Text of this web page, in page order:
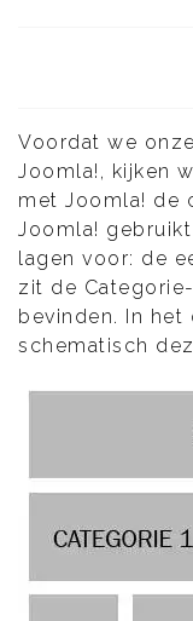
Voordat we
Joomla!, kijken
met Joomla! de
Joomla!
lagen voor: de
zit de
bevinden. In het
schematisch